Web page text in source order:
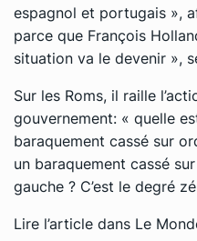
espagnol et portugais »,
parce que François
situation va le devenir »,
Sur les Roms, il raille
gouvernement: « quelle
baraquement cassé sur
un baraquement cassé
gauche ? C’est le degré
Lire l’article dans Le